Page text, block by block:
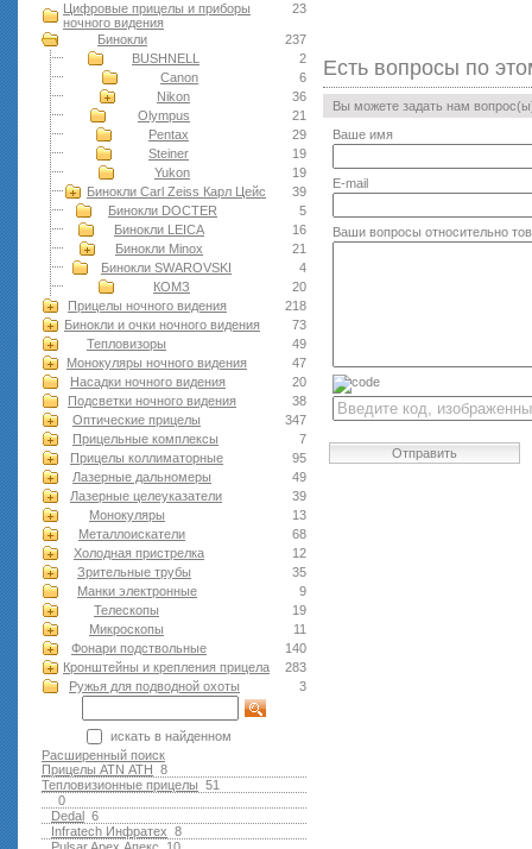
23
Цифровые прицелы и приборы
ночного видения
237
Бинокли
2
BUSHNELL
6
Canon
36
Nikon
21
Olympus
29
Pentax
19
Steiner
19
Yukon
39
Бинокли Carl Zeiss Карл Цейс
5
Бинокли DOCTER
16
Бинокли LEICA
21
Бинокли Minox
4
Бинокли SWAROVSKI
20
КОМЗ
218
Прицелы ночного видения
73
Бинокли и очки ночного видения
49
Тепловизоры
47
Монокуляры ночного видения
20
Насадки ночного видения
38
Подсветки ночного видения
347
Оптические прицелы
7
Прицельные комплексы
95
Прицелы коллиматорные
49
Лазерные дальномеры
39
Лазерные целеуказатели
13
Монокуляры
68
Металлоискатели
12
Холодная пристрелка
35
Зрительные трубы
9
Манки электронные
19
Телескопы
11
Микроскопы
140
Фонари подствольные
283
Кронштейны и крепления прицела
3
Ружья для подводной оxоты
искать в найденном
Расширенный поиск
8
Прицелы ATN АТН
51
Тепловизионные прицелы
0
6
Dedal
8
Infratech Инфратех
Есть вопросы по
Вы можете задать нам
Ваше имя
E-mail
Ваши вопросы относительно
Отправить